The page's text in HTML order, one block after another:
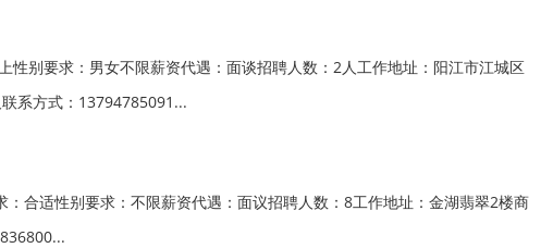
别要求：男女不限薪资代遇：面谈招聘人数：2人工作地址：阳江市江城区
系方式：13794785091...
合适性别要求：不限薪资代遇：面议招聘人数：8工作地址：金湖翡翠2楼商